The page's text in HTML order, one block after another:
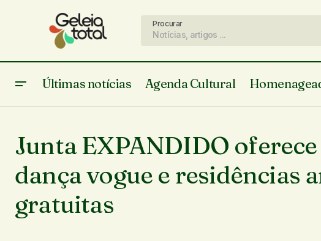
Procurar
Últimas notícias Agenda Cultural
Junta EXPANDIDO
dança vogue e residências
gratuitas